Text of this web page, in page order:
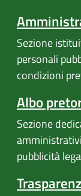
Sezione
personali
condizioni
Albo
Sezione
pubblicità